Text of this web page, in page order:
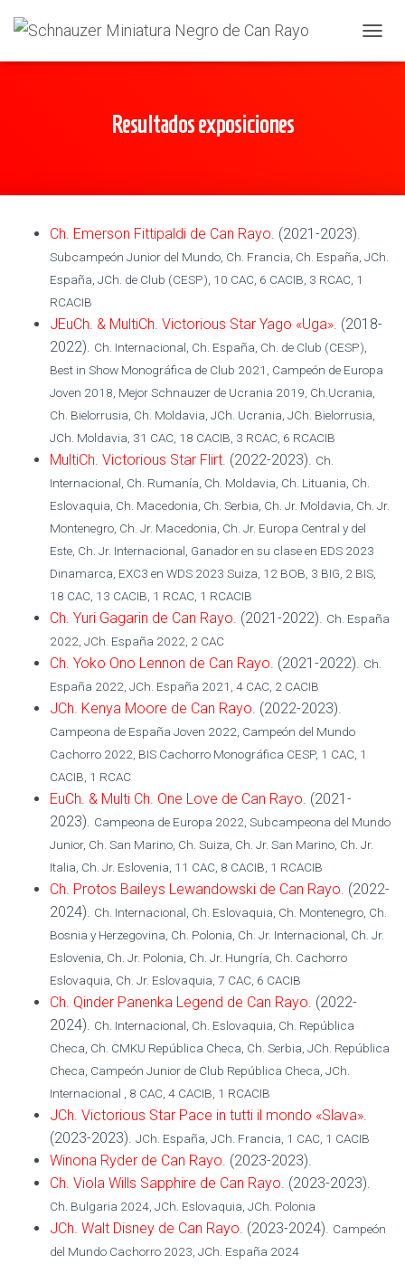
Resultados exposiciones
Ch. Emerson Fittipaldi de Can Rayo. (2021-2023).
Subcampeón Junior del Mundo, Ch. Francia, Ch. España, JCh.
España, JCh. de Club (CESP), 10 CAC, 6 CACIB, 3 RCAC, 1
RCACIB
JEuCh. & MultiCh. Victorious Star Yago «Uga». (2018-
2022). Ch. Internacional, Ch. España, Ch. de Club (CESP),
Best in Show Monográfica de Club 2021, Campeón de Europa
Joven 2018, Mejor Schnauzer de Ucrania 2019, Ch.Ucrania,
Ch. Bielorrusia, Ch. Moldavia, JCh. Ucrania, JCh. Bielorrusia,
JCh. Moldavia, 31 CAC, 18 CACIB, 3 RCAC, 6 RCACIB
MultiCh. Victorious Star Flirt. (2022-2023). Ch.
Internacional, Ch. Rumanía, Ch. Moldavia, Ch. Lituania, Ch.
Eslovaquia, Ch. Macedonia, Ch. Serbia, Ch. Jr. Moldavia, Ch. Jr.
Montenegro, Ch. Jr. Macedonia, Ch. Jr. Europa Central y del
Este, Ch. Jr. Internacional, Ganador en su clase en EDS 2023
Dinamarca, EXC3 en WDS 2023 Suiza, 12 BOB, 3 BIG, 2 BIS,
18 CAC, 13 CACIB, 1 RCAC, 1 RCACIB
Ch. Yuri Gagarin de Can Rayo. (2021-2022). Ch. España
2022, JCh. España 2022, 2 CAC
Ch. Yoko Ono Lennon de Can Rayo. (2021-2022). Ch.
España 2022, JCh. España 2021, 4 CAC, 2 CACIB
JCh. Kenya Moore de Can Rayo. (2022-2023).
Campeona de España Joven 2022, Campeón del Mundo
Cachorro 2022, BIS Cachorro Monográfica CESP, 1 CAC, 1
CACIB, 1 RCAC
EuCh. & Multi Ch. One Love de Can Rayo. (2021-
2023). Campeona de Europa 2022, Subcampeona del Mundo
Junior, Ch. San Marino, Ch. Suiza, Ch. Jr. San Marino, Ch. Jr.
Italia, Ch. Jr. Eslovenia, 11 CAC, 8 CACIB, 1 RCACIB
Ch. Protos Baileys Lewandowski de Can Rayo. (2022-
2024). Ch. Internacional, Ch. Eslovaquia, Ch. Montenegro, Ch.
Bosnia y Herzegovina, Ch. Polonia, Ch. Jr. Internacional, Ch. Jr.
Eslovenia, Ch. Jr. Polonia, Ch. Jr. Hungría, Ch. Cachorro
Eslovaquia, Ch. Jr. Eslovaquia, 7 CAC, 6 CACIB
Ch. Qinder Panenka Legend de Can Rayo. (2022-
2024). Ch. Internacional, Ch. Eslovaquia, Ch. República
Checa, Ch. CMKU República Checa, Ch. Serbia, JCh. República
Checa, Campeón Junior de Club República Checa, JCh.
Internacional , 8 CAC, 4 CACIB, 1 RCACIB
JCh. Victorious Star Pace in tutti il mondo «Slava».
(2023-2023). JCh. España, JCh. Francia, 1 CAC, 1 CACIB
Winona Ryder de Can Rayo. (2023-2023).
Ch. Viola Wills Sapphire de Can Rayo. (2023-2023).
Ch. Bulgaria 2024, JCh. Eslovaquia, JCh. Polonia
JCh. Walt Disney de Can Rayo. (2023-2024). Campeón
del Mundo Cachorro 2023, JCh. España 2024